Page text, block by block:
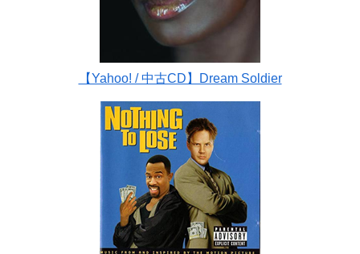
【Yahoo! / 中古CD】Dream Soldier